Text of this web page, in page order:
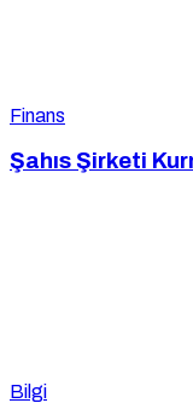
Finans
Şahıs Şirketi
Bilgi